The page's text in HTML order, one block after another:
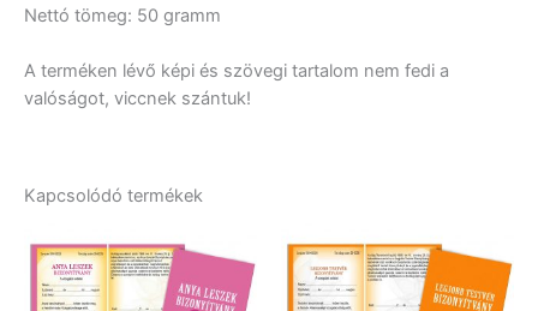
Nettó tömeg: 50 gramm
A terméken lévő képi és szövegi tartalom nem fedi a
valóságot, viccnek szántuk!
Kapcsolódó termékek